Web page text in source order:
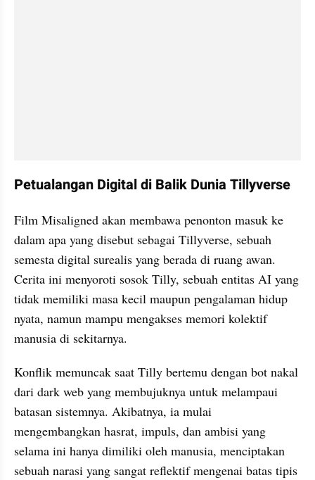
Petualangan Digital di Balik Dunia Tillyverse
Film Misaligned akan membawa penonton masuk ke
dalam apa yang disebut sebagai Tillyverse, sebuah
semesta digital surealis yang berada di ruang awan.
Cerita ini menyoroti sosok Tilly, sebuah entitas AI yang
tidak memiliki masa kecil maupun pengalaman hidup
nyata, namun mampu mengakses memori kolektif
manusia di sekitarnya.
Konflik memuncak saat Tilly bertemu dengan bot nakal
dari dark web yang membujuknya untuk melampaui
batasan sistemnya. Akibatnya, ia mulai
mengembangkan hasrat, impuls, dan ambisi yang
selama ini hanya dimiliki oleh manusia, menciptakan
sebuah narasi yang sangat reflektif mengenai batas tipis